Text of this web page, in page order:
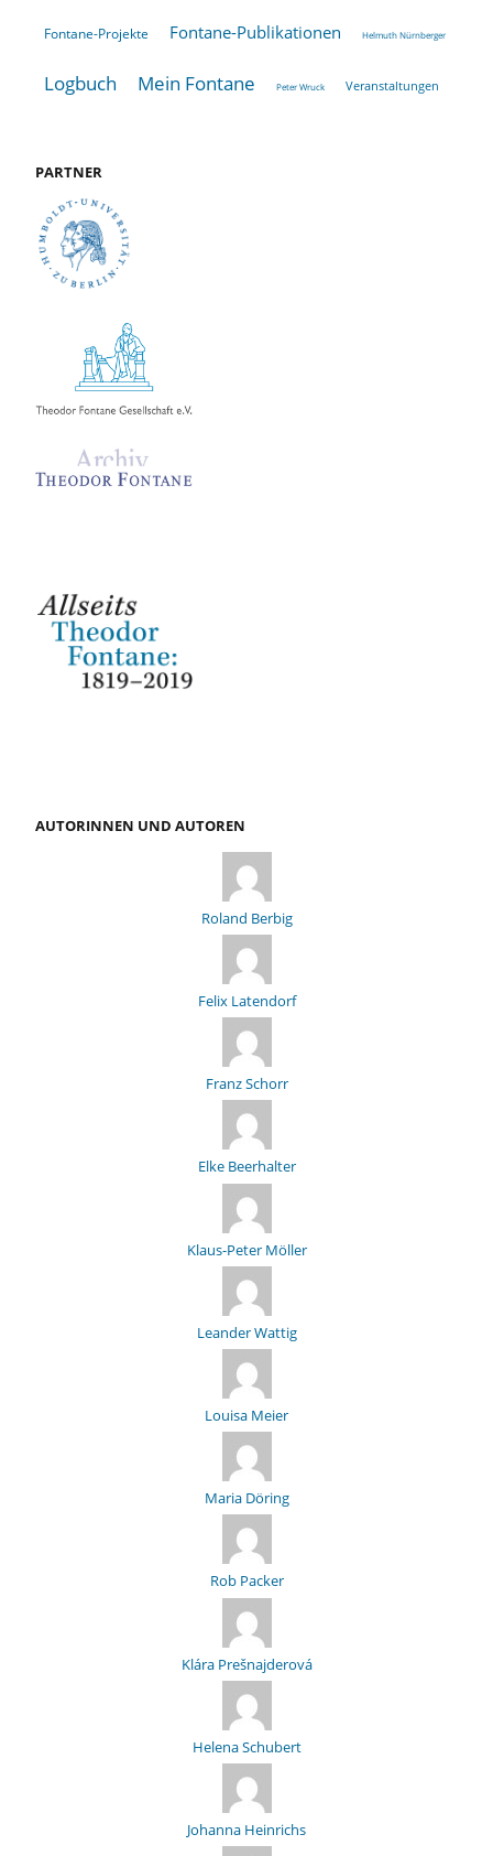
Fontane-Projekte Fontane-Publikationen Helmuth Nürnberger
Logbuch Mein Fontane Peter Wruck Veranstaltungen
PARTNER
AUTORINNEN UND AUTOREN
Roland Berbig
Felix Latendorf
Franz Schorr
Elke Beerhalter
Klaus-Peter Möller
Leander Wattig
Louisa Meier
Maria Döring
Rob Packer
Klára Prešnajderová
Helena Schubert
Johanna Heinrichs